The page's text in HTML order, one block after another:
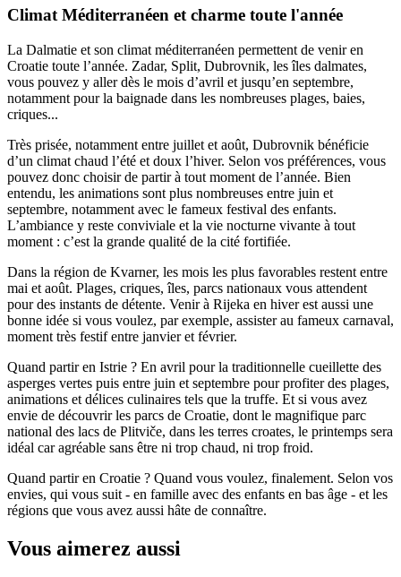
Climat Méditerranéen et charme toute l'année
La Dalmatie et son climat méditerranéen permettent de venir en
Croatie toute l’année. Zadar, Split, Dubrovnik, les îles dalmates,
vous pouvez y aller dès le mois d’avril et jusqu’en septembre,
notamment pour la baignade dans les nombreuses plages, baies,
criques...
Très prisée, notamment entre juillet et août, Dubrovnik bénéficie
d’un climat chaud l’été et doux l’hiver. Selon vos préférences, vous
pouvez donc choisir de partir à tout moment de l’année. Bien
entendu, les animations sont plus nombreuses entre juin et
septembre, notamment avec le fameux festival des enfants.
L’ambiance y reste conviviale et la vie nocturne vivante à tout
moment : c’est la grande qualité de la cité fortifiée.
Dans la région de Kvarner, les mois les plus favorables restent entre
mai et août. Plages, criques, îles, parcs nationaux vous attendent
pour des instants de détente. Venir à Rijeka en hiver est aussi une
bonne idée si vous voulez, par exemple, assister au fameux carnaval,
moment très festif entre janvier et février.
Quand partir en Istrie ? En avril pour la traditionnelle cueillette des
asperges vertes puis entre juin et septembre pour profiter des plages,
animations et délices culinaires tels que la truffe. Et si vous avez
envie de découvrir les parcs de Croatie, dont le magnifique parc
national des lacs de Plitviče, dans les terres croates, le printemps sera
idéal car agréable sans être ni trop chaud, ni trop froid.
Quand partir en Croatie ? Quand vous voulez, finalement. Selon vos
envies, qui vous suit - en famille avec des enfants en bas âge - et les
régions que vous avez aussi hâte de connaître.
Vous aimerez aussi